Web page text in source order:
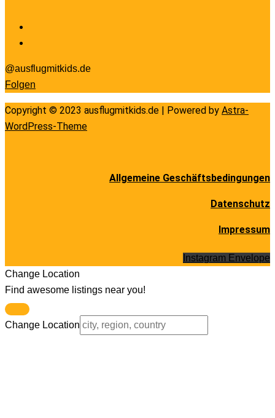
@ausflugmitkids.de
Folgen
Copyright © 2023 ausflugmitkids.de | Powered by Astra-
WordPress-Theme
Allgemeine Geschäftsbedingungen
Datenschutz
Impressum
Instagram Envelope
Change Location
Find awesome listings near you!
Change Location